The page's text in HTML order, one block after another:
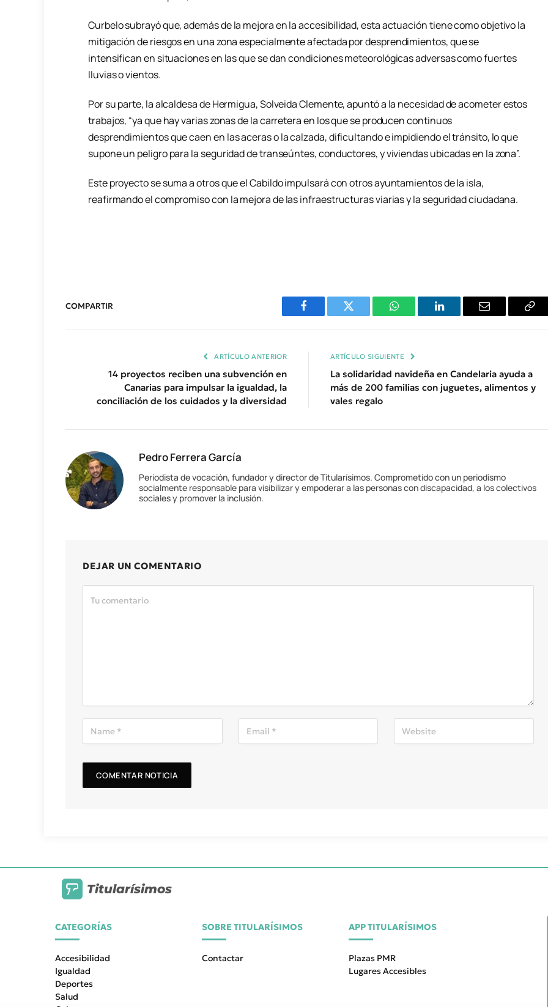
Curbelo subrayó que, además de la mejora en la accesibilidad, esta actuación tiene como objetivo la
mitigación de riesgos en una zona especialmente afectada por desprendimientos, que se
intensifican en situaciones en las que se dan condiciones meteorológicas adversas como fuertes
lluvias o vientos.
Por su parte, la alcaldesa de Hermigua, Solveida Clemente, apuntó a la necesidad de acometer estos
trabajos, “ya que hay varias zonas de la carretera en los que se producen continuos
desprendimientos que caen en las aceras o la calzada, dificultando e impidiendo el tránsito, lo que
supone un peligro para la seguridad de transeúntes, conductores, y viviendas ubicadas en la zona”.
Este proyecto se suma a otros que el Cabildo impulsará con otros ayuntamientos de la isla,
reafirmando el compromiso con la mejora de las infraestructuras viarias y la seguridad ciudadana.
COMPARTIR
Facebook Twitter WhatsAppLinkedIn Email
ARTÍCULO ANTERIOR
14 proyectos reciben una subvención en
Canarias para impulsar la igualdad, la
conciliación de los cuidados y la diversidad
ARTÍCULO SIGUIENTE
La solidaridad navideña en Candelaria ayuda a
más de 200 familias con juguetes, alimentos y
vales regalo
Pedro Ferrera García
Periodista de vocación, fundador y director de Titularísimos. Comprometido con un periodismo
socialmente responsable para visibilizar y empoderar a las personas con discapacidad, a los colectivos
sociales y promover la inclusión.
DEJAR UN COMENTARIO
Titularísimos
CATEGORÍAS
Accesibilidad
Igualdad
Deportes
Salud
SOBRE TITULARÍSIMOS
Contactar
APP TITULARÍSIMOS
Plazas PMR
Lugares Accesibles